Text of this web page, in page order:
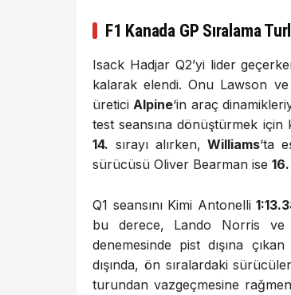
F1 Kanada GP Sıralama
Isack Hadjar Q2’yi lider
kalarak elendi. Onu Lawson
üreticiAlpine‘in araç
test seansına dönüştürmek
14. sırayı alırken,Williams‘ta
sürücüsü Oliver Bearman ise 16.
Q1 seansını Kimi Antonelli
bu derece, Lando Norris ve
denemesinde pist dışına
dışında, ön sıralardaki
turundan vazgeçmesine